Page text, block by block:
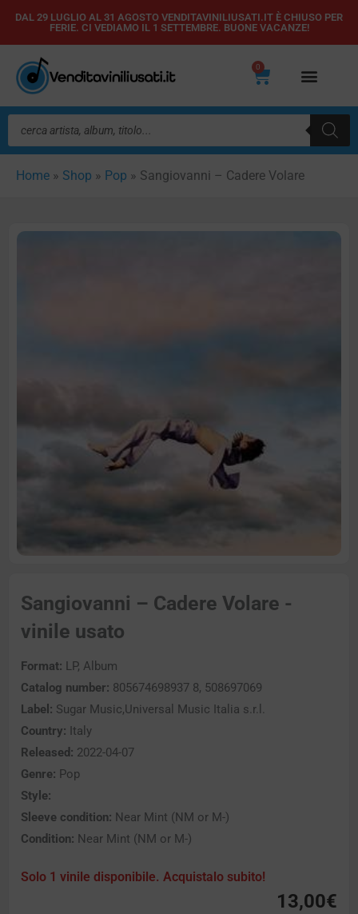
Vai
contenuto
DAL 29 LUGLIO AL 31 AGOSTO VENDITAVINILIUSATI.IT È CHIUSO PER
FERIE. CI VEDIAMO IL 1 SETTEMBRE. BUONE VACANZE!
0
Carrello
Ricerca
prodotti
Home » Shop » Pop » Sangiovanni – Cadere Volare
Sangiovanni – Cadere Volare -
vinile usato
Format: LP, Album
Catalog number: 805674698937 8, 508697069
Label: Sugar Music,Universal Music Italia s.r.l.
Country: Italy
Released: 2022-04-07
Genre: Pop
Style:
Sleeve condition: Near Mint (NM or M-)
Condition: Near Mint (NM or M-)
Solo 1 vinile disponibile. Acquistalo subito!
13,00€